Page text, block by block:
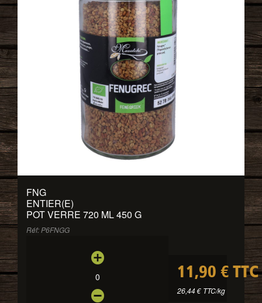
FNG
ENTIER(E)
POT VERRE 720 ML 450 G
Réf: P6FNGG
0 11,90 € TTC
26,44 € TTC/kg